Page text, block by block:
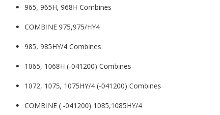
965, 965H, 968H Combines
COMBINE 975,975/HY4
985, 985HY/4 Combines
1065, 1068H (-041200) Combines
1072, 1075, 1075HY/4 (-041200) Combines
COMBINE ( -041200) 1085,1085HY/4